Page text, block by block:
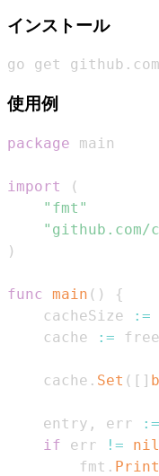
インストール
go get
使用例
package
import
(
"fmt"
"github.com/
)
func main ( )
{
    cacheSize
:=
    cache
:=
    cache
. Set ( [ ]
    entry
, err :=
if err != nil
        fmt
.